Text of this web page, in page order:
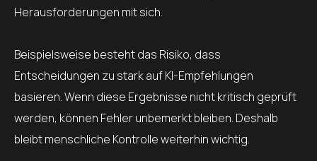
Herausforderungen mit sich.
Beispielsweise besteht das Risiko, dass
Entscheidungen zu stark auf KI-Empfehlungen
basieren. Wenn diese Ergebnisse nicht kritisch geprüft
werden, können Fehler unbemerkt bleiben. Deshalb
bleibt menschliche Kontrolle weiterhin wichtig.